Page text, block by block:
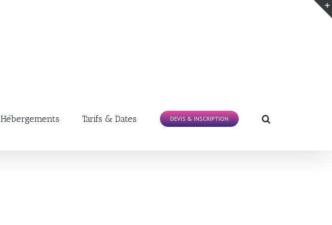
Hébergements Tarifs & Dates DEVIS & INSCRIPTION